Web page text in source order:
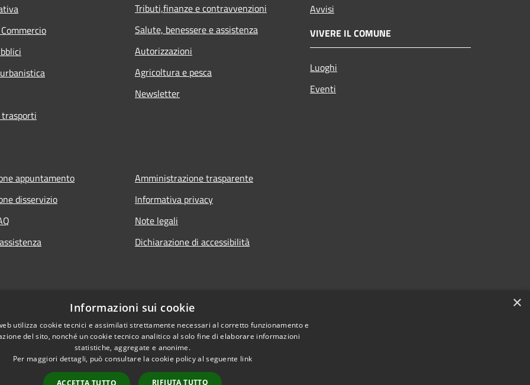
Tributi,finanze e contravvenzioni
Salute, benessere e assistenza
Autorizzazioni
Agricoltura e pesca
Newsletter
Avvisi
VIVERE IL COMUNE
Luoghi
Eventi
appuntamento
disservizio
Amministrazione trasparente
Informativa privacy
Note legali
Dichiarazione di accessibilità
×
Informazioni sui cookie
utilizza cookie tecnici e assimilati strettamente necessari al corretto funzionamento e
del sito, nonché un cookie tecnico analitico al solo fine di elaborare informazioni
statistiche, aggregate e anonime.
Per maggiori dettagli, può consultare la cookie policy al seguente link
ACCETTA TUTTO RIFIUTA TUTTO